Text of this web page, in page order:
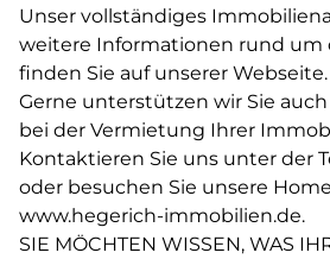
Unser vollständiges
weitere Informationen rund um
finden Sie auf unserer Webseite.
Gerne unterstützen wir Sie
bei der Vermietung Ihrer
Kontaktieren Sie uns unter der
oder besuchen Sie unsere
www.hegerich-immobilien.de.
SIE MÖCHTEN WISSEN, WAS